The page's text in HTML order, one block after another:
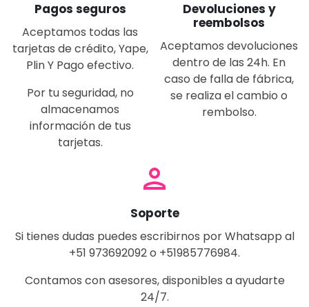
Pagos seguros
Aceptamos todas las
tarjetas de crédito, Yape,
Plin Y Pago efectivo.
Por tu seguridad, no
almacenamos
información de tus
tarjetas.
Devoluciones y
reembolsos
Aceptamos devoluciones
dentro de las 24h. En
caso de falla de fábrica,
se realiza el cambio o
rembolso.
person
Soporte
Si tienes dudas puedes escribirnos por Whatsapp al
+51 973692092 o +51985776984.
Contamos con asesores, disponibles a ayudarte
24/7.